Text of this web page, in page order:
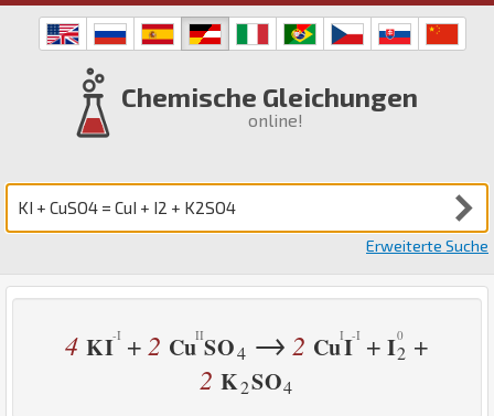
Chemische Gleichungen
online!
Erweiterte Suche
4 KI + 2 Cu SO4 → 2 CuI + I2 +
2 K2SO4